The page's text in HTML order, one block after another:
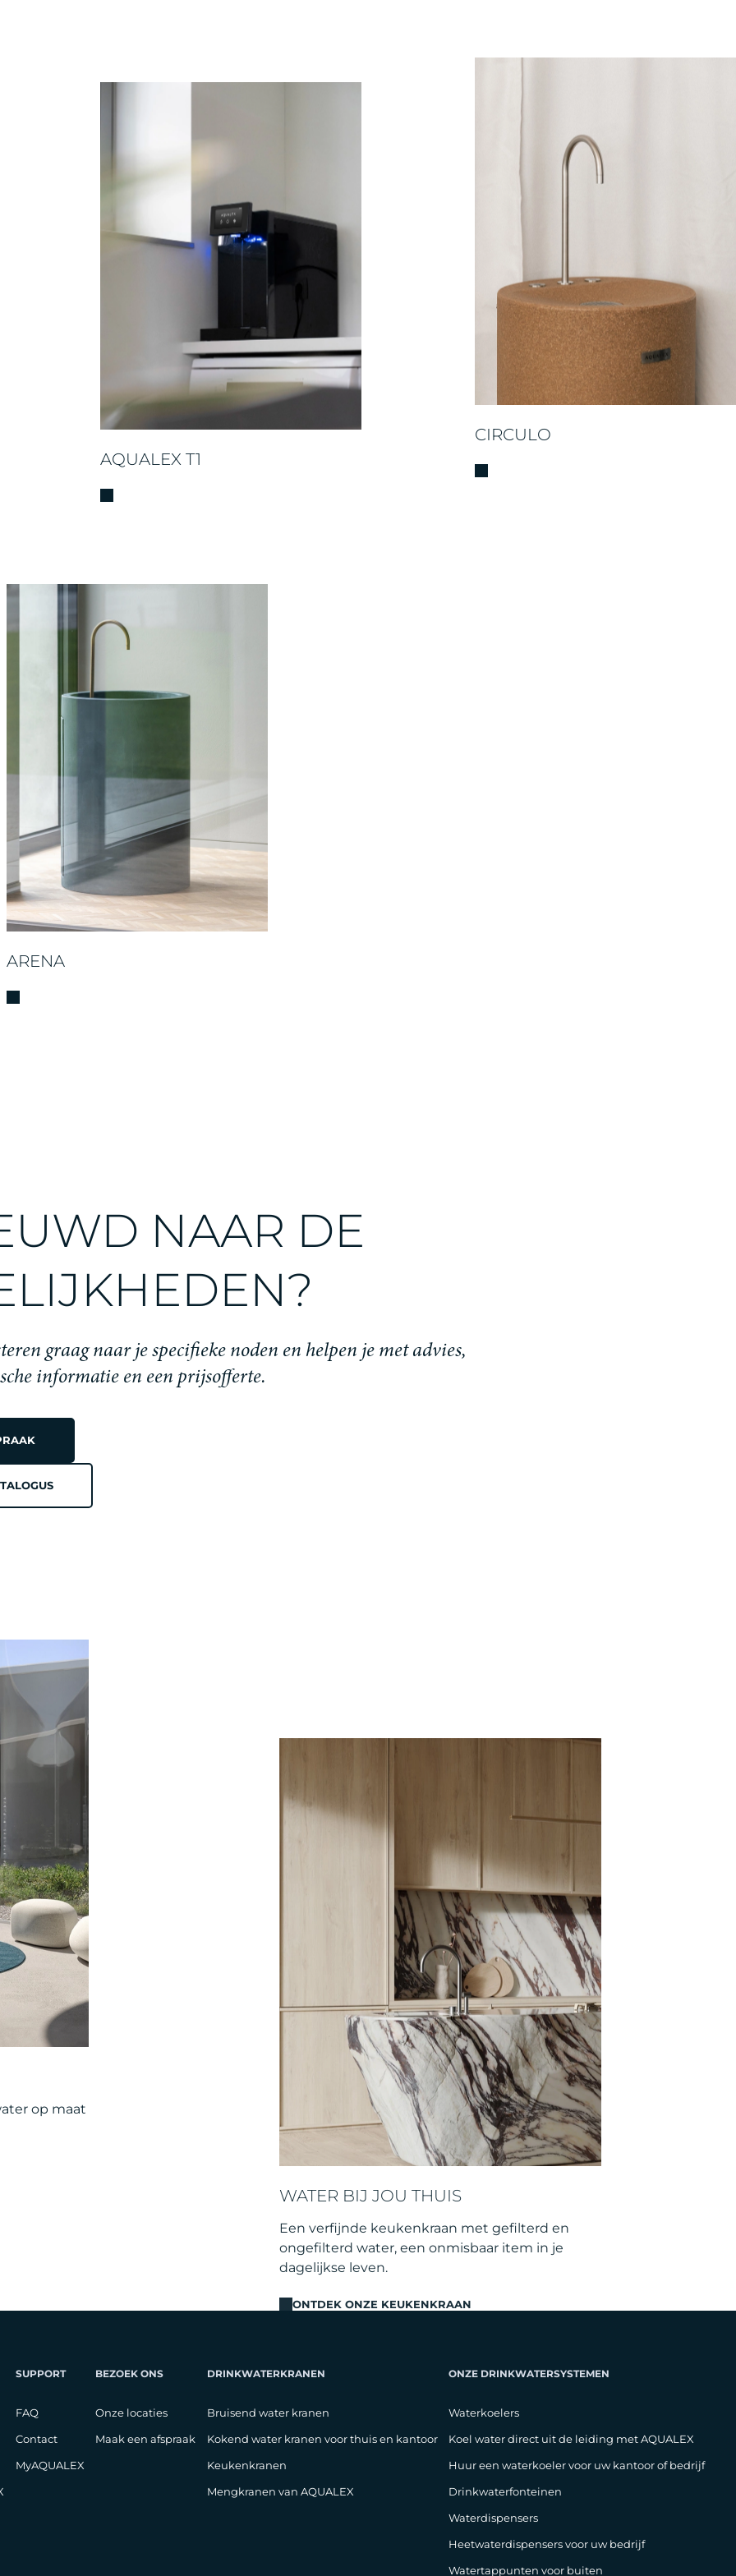
AQUALEX T1
CIRCULO
ARENA
NAAR DE
graag naar je specifieke noden en helpen je met advies,
informatie en een prijsofferte.
op maat
WATER BIJ JOU THUIS
Een verfijnde keukenkraan met gefilterd en
ongefilterd water, een onmisbaar item in je
dagelijkse leven.
ONTDEK ONZE KEUKENKRAAN
SUPPORT
FAQ
Contact
MyAQUALEX
BEZOEK ONS
Onze locaties
Maak een afspraak
DRINKWATERKRANEN
Bruisend water kranen
Kokend water kranen voor thuis en kantoor
Keukenkranen
Mengkranen van AQUALEX
ONZE DRINKWATERSYSTEMEN
Waterkoelers
Koel water direct uit de leiding met AQUALEX
Huur een waterkoeler voor uw kantoor of bedrijf
Drinkwaterfonteinen
Waterdispensers
Heetwaterdispensers voor uw bedrijf
Watertappunten voor buiten